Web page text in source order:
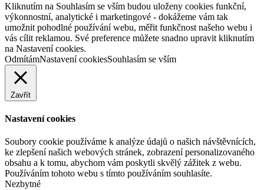
Kliknutím na Souhlasím se vším budou uloženy cookies funkční,
výkonnostní, analytické i marketingové - dokážeme vám tak
umožnit pohodlné používání webu, měřit funkčnost našeho webu i
vás cílit reklamou. Své preference můžete snadno upravit kliknutím
na Nastavení cookies.
OdmítámNastavení cookiesSouhlasím se vším
Zavřít
Nastavení cookies
Soubory cookie používáme k analýze údajů o našich návštěvnících,
ke zlepšení našich webových stránek, zobrazení personalizovaného
obsahu a k tomu, abychom vám poskytli skvělý zážitek z webu.
Používáním tohoto webu s tímto používáním souhlasíte.
Nezbytné